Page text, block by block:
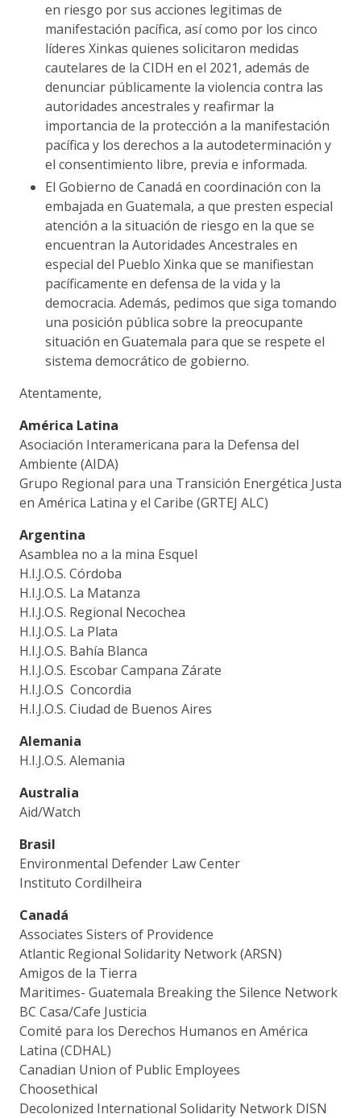
en riesgo por sus acciones legitimas de
manifestación pacífica, así como por los cinco
líderes Xinkas quienes solicitaron medidas
cautelares de la CIDH en el 2021, además de
denunciar públicamente la violencia contra las
autoridades ancestrales y reafirmar la
importancia de la protección a la manifestación
pacífica y los derechos a la autodeterminación y
el consentimiento libre, previa e informada.
El Gobierno de Canadá en coordinación con la
embajada en Guatemala, a que presten especial
atención a la situación de riesgo en la que se
encuentran la Autoridades Ancestrales en
especial del Pueblo Xinka que se manifiestan
pacíficamente en defensa de la vida y la
democracia. Además, pedimos que siga tomando
una posición pública sobre la preocupante
situación en Guatemala para que se respete el
sistema democrático de gobierno.
Atentamente,
América Latina
Asociación Interamericana para la Defensa del
Ambiente (AIDA)
Grupo Regional para una Transición Energética Justa
en América Latina y el Caribe (GRTEJ ALC)
Argentina
Asamblea no a la mina Esquel
H.I.J.O.S. Córdoba
H.I.J.O.S. La Matanza
H.I.J.O.S. Regional Necochea
H.I.J.O.S. La Plata
H.I.J.O.S. Bahía Blanca
H.I.J.O.S. Escobar Campana Zárate
H.I.J.O.S Concordia
H.I.J.O.S. Ciudad de Buenos Aires
Alemania
H.I.J.O.S. Alemania
Australia
Aid/Watch
Brasil
Environmental Defender Law Center
Instituto Cordilheira
Canadá
Associates Sisters of Providence
Atlantic Regional Solidarity Network (ARSN)
Amigos de la Tierra
Maritimes- Guatemala Breaking the Silence Network
BC Casa/Cafe Justicia
Comité para los Derechos Humanos en América
Latina (CDHAL)
Canadian Union of Public Employees
Choosethical
Decolonized International Solidarity Network DISN